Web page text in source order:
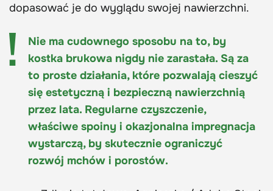
dopasować je do wyglądu swojej nawierzchni.
Nie ma cudownego sposobu na to, by
kostka brukowa nigdy nie zarastała. Są za
to proste działania, które pozwalają cieszyć
się estetyczną i bezpieczną nawierzchnią
przez lata. Regularne czyszczenie,
właściwe spoiny i okazjonalna impregnacja
wystarczą, by skutecznie ograniczyć
rozwój mchów i porostów.